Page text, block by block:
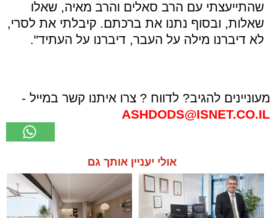
שהתייעצתי עם הרב סאלים והרב מאיה, שאלו
שאלות, ובסוף נתנו את ברכתם. קיבלתי את לסרי,
לא דיברנו מילה על העבר, דיברנו על העתיד".
מעוניינים להגיב? לדווח ? צרו איתנו קשר במייל -
ASHDODS@ISNET.CO.IL
אולי יעניין אותך גם